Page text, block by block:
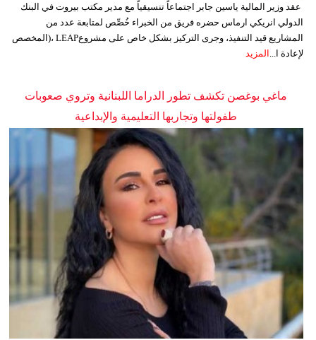
عقد وزير المالية ياسين جابر اجتماعاً تنسيقياً مع مدير مكتب بيروت في البنك
الدولي انريكي ارماس حضره فريق من الخبراء خُصِّص لمتابعة عدد من
المشاريع قيد التنفيذ، وجرى التركيز بشكل خاص على مشروعLEAP ،(المخصص
لإعادة ا...
المزيد
ماغي بوغصن تكشف تطور الدراما اللبنانية وتروي صعوبات
طفولتها وتجاربها التعليمية والإبداعية